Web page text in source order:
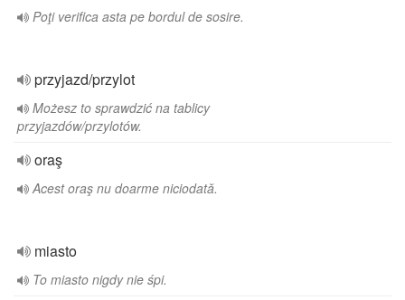
Poţi verifica asta pe bordul de sosire.
przyjazd/przylot
Możesz to sprawdzić na tablicy
przyjazdów/przylotów.
oraş
Acest oraş nu doarme niciodată.
miasto
To miasto nigdy nie śpi.